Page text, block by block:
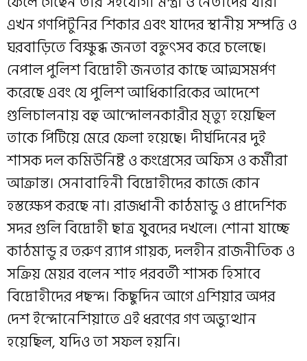
এখন গণপিটুনির শিকার এবং যাদের স্থানীয় সম্পত্তি ও
ঘরবাড়িতে বিক্ষুব্ধ জনতা বহ্নুৎসব করে চলেছে।
নেপাল পুলিশ বিদ্রোহী জনতার কাছে আত্মসমর্পণ
করেছে এবং যে পুলিশ আধিকারিকের আদেশে
গুলিচালনায় বহু আন্দোলনকারীর মৃত্যু হয়েছিল
তাকে পিটিয়ে মেরে ফেলা হয়েছে। দীর্ঘদিনের দুই
শাসক দল কমিউনিষ্ট ও কংগ্রেসের অফিস ও কর্মীরা
আক্রান্ত। সেনাবাহিনী বিদ্রোহীদের কাজে কোন
হস্তক্ষেপ করছে না। রাজধানী কাঠমান্ডু ও প্রাদেশিক
সদর গুলি বিদ্রোহী ছাত্র যুবদের দখলে। শোনা যাচ্ছে
কাঠমান্ডু র তরুণ র‍্যাপ গায়ক, দলহীন রাজনীতিক ও
সক্রিয় মেয়র বলেন শাহ পরবর্তী শাসক হিসাবে
বিদ্রোহীদের পছন্দ। কিছুদিন আগে এশিয়ার অপর
দেশ ইন্দোনেশিয়াতে এই ধরণের গণ অভ্যুত্থান
হয়েছিল, যদিও তা সফল হয়নি।